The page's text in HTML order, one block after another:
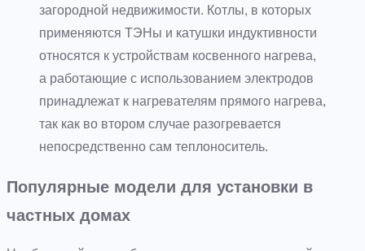
загородной недвижимости. Котлы, в которых
применяются ТЭНы и катушки индуктивности
относятся к устройствам косвенного нагрева,
а работающие с использованием электродов
принадлежат к нагревателям прямого нагрева,
так как во втором случае разогревается
непосредственно сам теплоноситель.
Популярные модели для установки в
частных домах